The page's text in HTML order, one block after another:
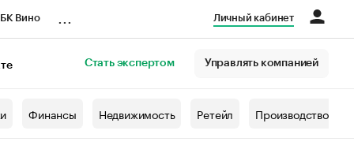
Вино Личный кабинет
Стать экспертом Управлять компанией
Финансы Недвижимость Ретейл Производство